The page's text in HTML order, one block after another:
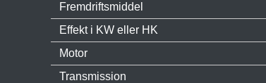
Fremdriftsmiddel
Effekt i KW eller HK
Motor
Transmission